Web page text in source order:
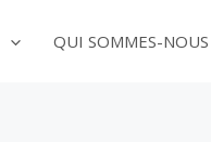
QUI SOMMES-NOUS